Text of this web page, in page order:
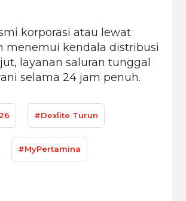
korporasi atau lewat
menemui kendala distribusi
layanan saluran tunggal
selama 24 jam penuh.
#Dexlite Turun
#MyPertamina